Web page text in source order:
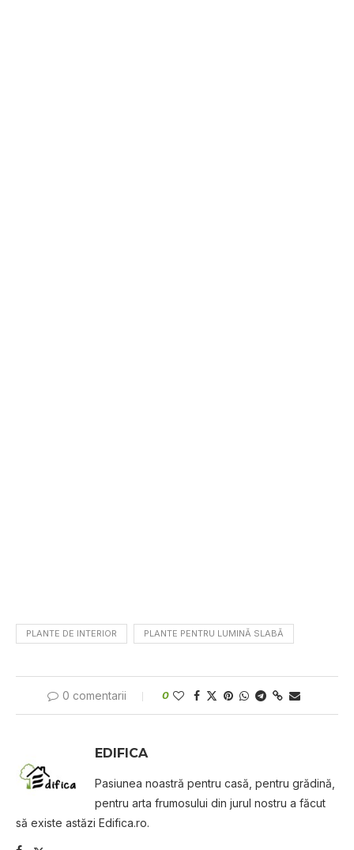
PLANTE DE INTERIOR PLANTE PENTRU LUMINĂ SLABĂ
0 comentarii 0
EDIFICA
Pasiunea noastră pentru casă, pentru grădină,
pentru arta frumosului din jurul nostru a făcut
să existe astăzi Edifica.ro.